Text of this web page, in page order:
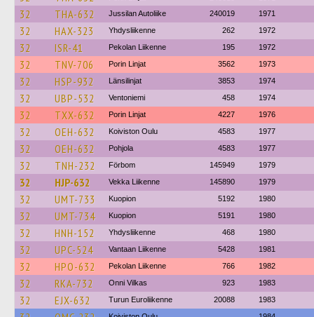
32 THA-632 Jussilan Autoliike 240019 1971
32 HAX-323 Yhdysliikenne 262 1972
32 ISR-41 Pekolan Liikenne 195 1972
32 TNV-706 Porin Linjat 3562 1973
32 HSP-932 Länsilinjat 3853 1974
32 UBP-532 Ventoniemi 458 1974
32 TXX-632 Porin Linjat 4227 1976
32 OEH-632 Koiviston Oulu 4583 1977
32 OEH-632 Pohjola 4583 1977
32 TNH-232 Förbom 145949 1979
32 HJP-632 Vekka Liikenne 145890 1979
32 UMT-733 Kuopion 5192 1980
32 UMT-734 Kuopion 5191 1980
32 HNH-152 Yhdysliikenne 468 1980
32 UPC-524 Vantaan Liikenne 5428 1981
32 HPO-632 Pekolan Liikenne 766 1982
32 RKA-732 Onni Vilkas 923 1983
32 EJX-632 Turun Euroliikenne 20088 1983